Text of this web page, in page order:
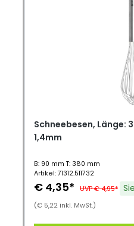
Schneebesen, Länge:
1,4mm
B: 90 mm T: 380 mm
Artikel: 71312.511732
€ 4,35* UVP € 4,95*
(€ 5,22 inkl. MwSt.)